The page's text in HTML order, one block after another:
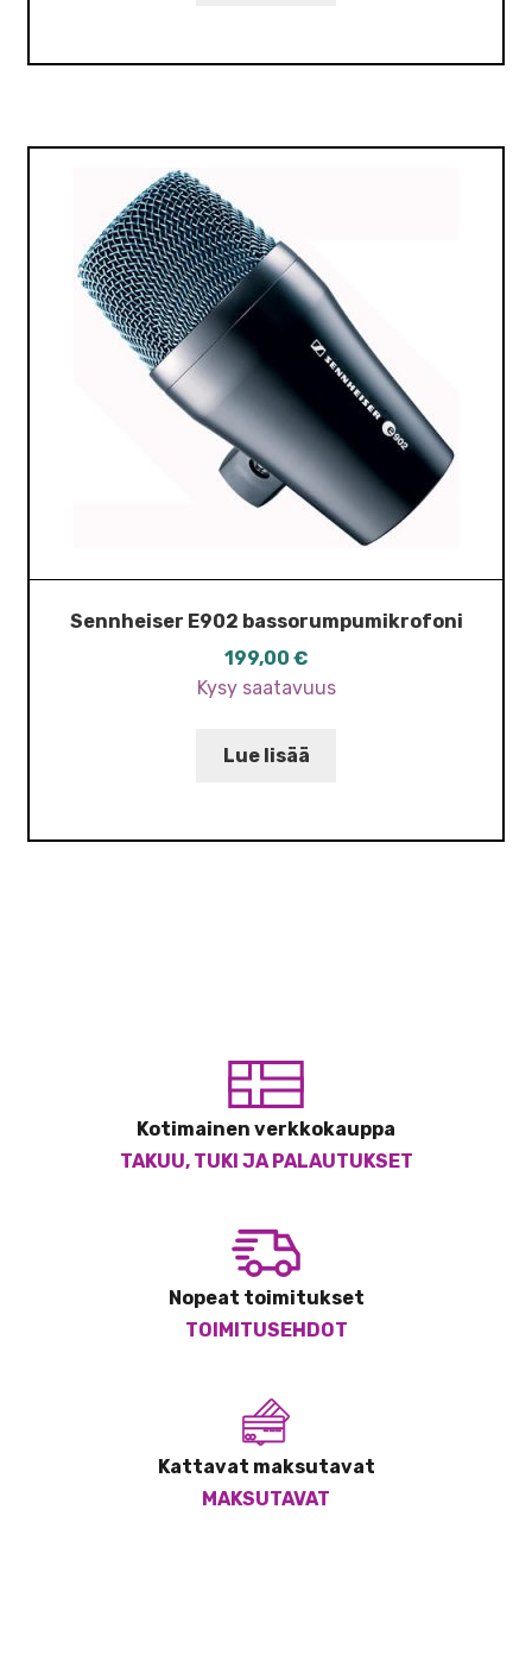
Sennheiser E902 bassorumpumikrofoni
199,00 €
Kysy saatavuus
Lue lisää
Kotimainen verkkokauppa
TAKUU, TUKI JA PALAUTUKSET
Nopeat toimitukset
TOIMITUSEHDOT
Kattavat maksutavat
MAKSUTAVAT